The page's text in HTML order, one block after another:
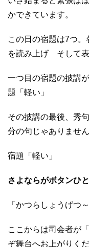
かできています。
この日の宿題は7つ。
を読み上げ そして表
一つ目の宿題の披講
題「軽い」
その披講の最後、秀
分の句じゃありません
宿題「軽い」
さよならがボタンひ
「かつらしょうげ
ここからは司会者が
ぞ舞台へお上がりく